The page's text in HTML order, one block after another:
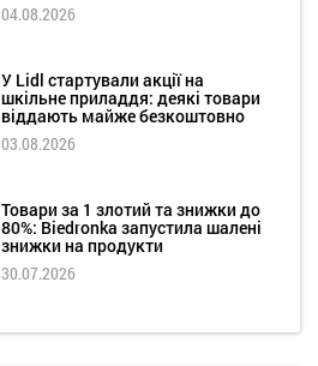
04.08.2026
У Lidl стартували акції на
шкільне приладдя: деякі товари
віддають майже безкоштовно
03.08.2026
Товари за 1 злотий та знижки до
80%: Biedronka запустила шалені
знижки на продукти
30.07.2026